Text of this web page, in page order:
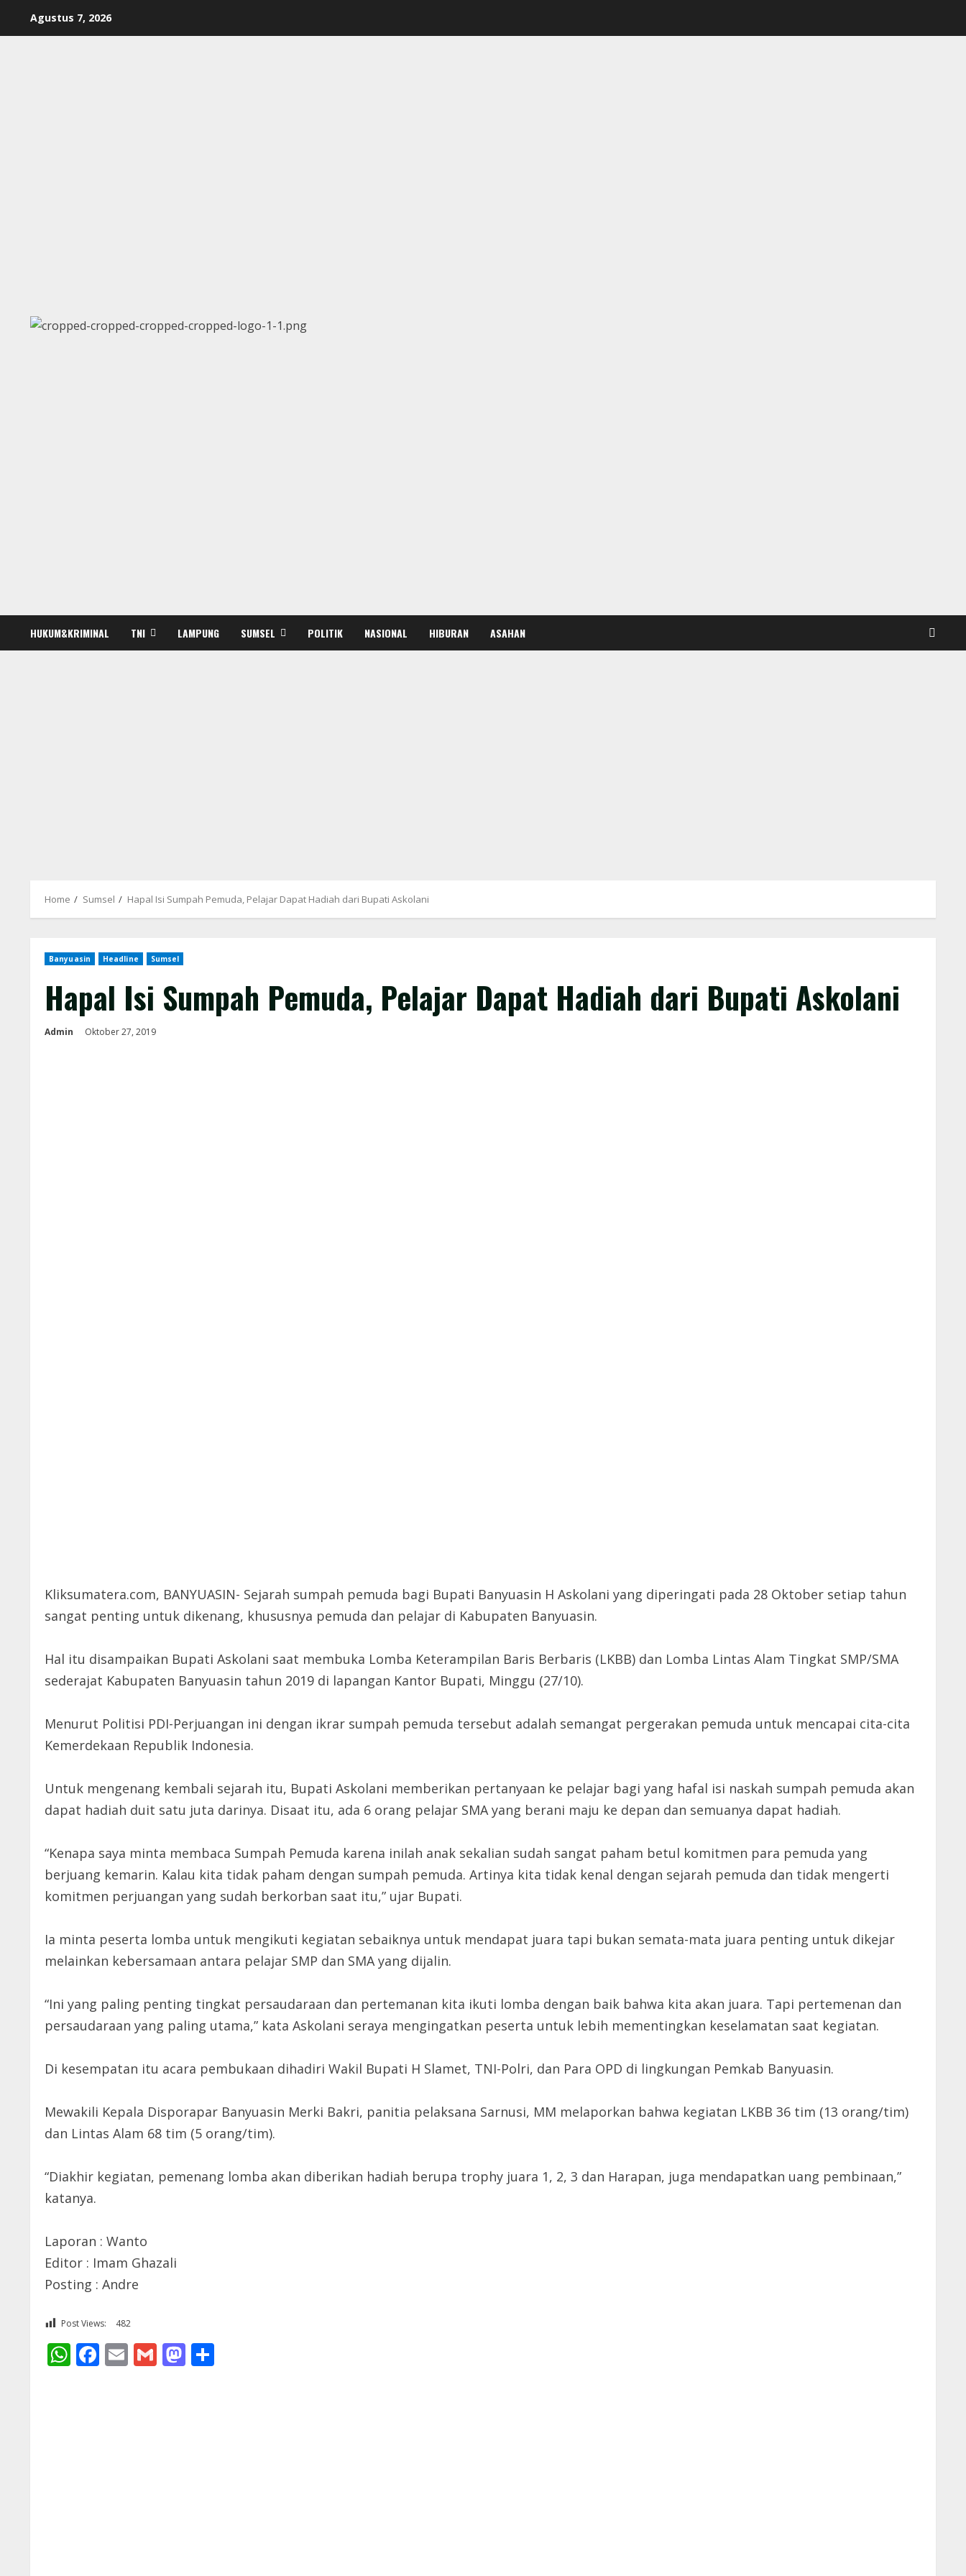
Agustus 7, 2026
HUKUM&KRIMINAL TNI LAMPUNG SUMSEL POLITIK NASIONAL HIBURAN ASAHAN
Home Sumsel Hapal Isi Sumpah Pemuda, Pelajar Dapat Hadiah dari Bupati Askolani
Banyuasin Headline Sumsel
Hapal Isi Sumpah Pemuda, Pelajar Dapat Hadiah dari Bupati Askolani
Admin Oktober 27, 2019
Kliksumatera.com, BANYUASIN- Sejarah sumpah pemuda bagi Bupati Banyuasin H Askolani yang diperingati pada 28 Oktober setiap tahun
sangat penting untuk dikenang, khususnya pemuda dan pelajar di Kabupaten Banyuasin.
Hal itu disampaikan Bupati Askolani saat membuka Lomba Keterampilan Baris Berbaris (LKBB) dan Lomba Lintas Alam Tingkat SMP/SMA
sederajat Kabupaten Banyuasin tahun 2019 di lapangan Kantor Bupati, Minggu (27/10).
Menurut Politisi PDI-Perjuangan ini dengan ikrar sumpah pemuda tersebut adalah semangat pergerakan pemuda untuk mencapai cita-cita
Kemerdekaan Republik Indonesia.
Untuk mengenang kembali sejarah itu, Bupati Askolani memberikan pertanyaan ke pelajar bagi yang hafal isi naskah sumpah pemuda akan
dapat hadiah duit satu juta darinya. Disaat itu, ada 6 orang pelajar SMA yang berani maju ke depan dan semuanya dapat hadiah.
“Kenapa saya minta membaca Sumpah Pemuda karena inilah anak sekalian sudah sangat paham betul komitmen para pemuda yang
berjuang kemarin. Kalau kita tidak paham dengan sumpah pemuda. Artinya kita tidak kenal dengan sejarah pemuda dan tidak mengerti
komitmen perjuangan yang sudah berkorban saat itu,” ujar Bupati.
Ia minta peserta lomba untuk mengikuti kegiatan sebaiknya untuk mendapat juara tapi bukan semata-mata juara penting untuk dikejar
melainkan kebersamaan antara pelajar SMP dan SMA yang dijalin.
“Ini yang paling penting tingkat persaudaraan dan pertemanan kita ikuti lomba dengan baik bahwa kita akan juara. Tapi pertemenan dan
persaudaraan yang paling utama,” kata Askolani seraya mengingatkan peserta untuk lebih mementingkan keselamatan saat kegiatan.
Di kesempatan itu acara pembukaan dihadiri Wakil Bupati H Slamet, TNI-Polri, dan Para OPD di lingkungan Pemkab Banyuasin.
Mewakili Kepala Disporapar Banyuasin Merki Bakri, panitia pelaksana Sarnusi, MM melaporkan bahwa kegiatan LKBB 36 tim (13 orang/tim)
dan Lintas Alam 68 tim (5 orang/tim).
“Diakhir kegiatan, pemenang lomba akan diberikan hadiah berupa trophy juara 1, 2, 3 dan Harapan, juga mendapatkan uang pembinaan,”
katanya.
Laporan : Wanto
Editor : Imam Ghazali
Posting : Andre
Post Views: 482
WhatsApp
Facebook
EmailGmailMastodon